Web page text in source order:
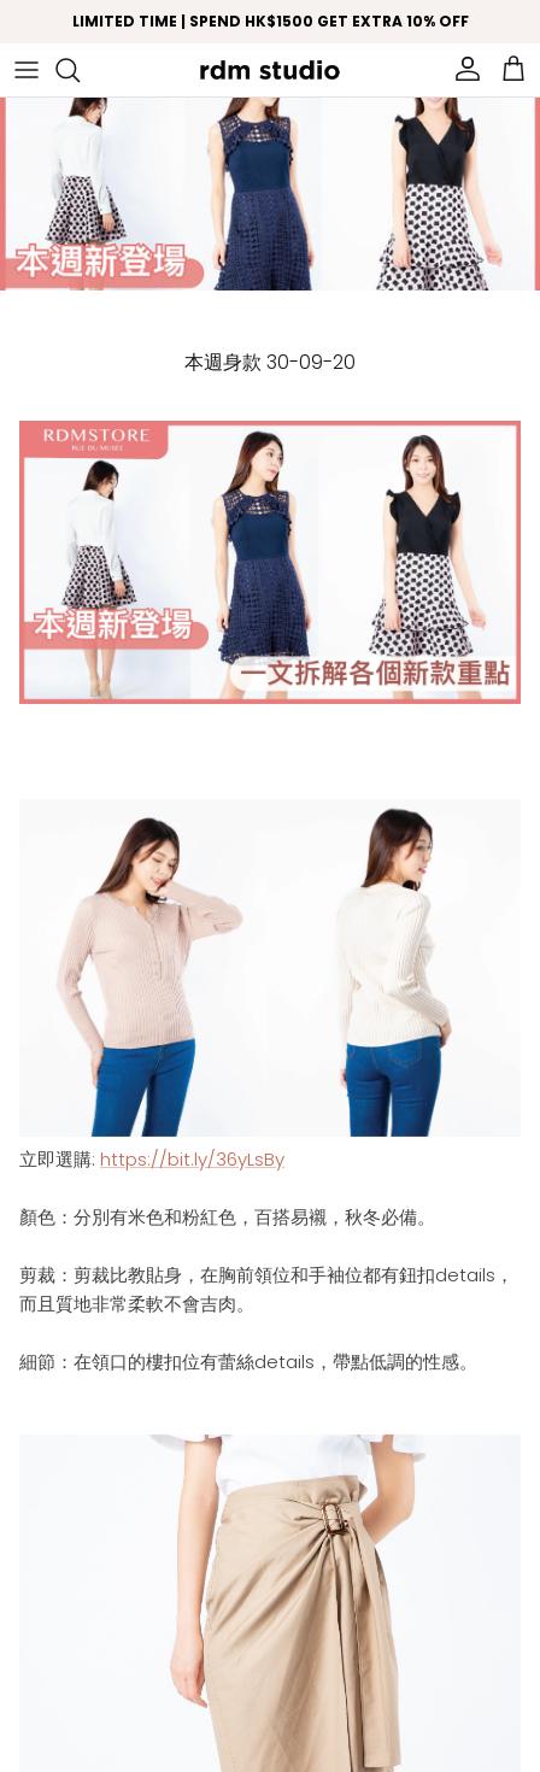
Skip to contentLIMITED TIME | SPEND HK$1500 GET EXTRA 10% OFF
Account
本週身款 30-09-20
立即選購: https://bit.ly/36yLsBy
顏色： 分別有米色和粉紅色， 百搭易襯，秋冬必備。
剪裁： 剪裁比教貼身，在胸前領位和手袖位都有鈕扣details ，
而且質地非常柔軟不會吉肉。
細節 ： 在領口的樓扣位有蕾絲details，帶點低調的性感。